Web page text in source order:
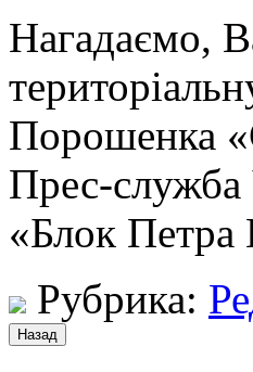
Нагадаємо,
Порошенка
Прес-служба
«Блок Петра
Рубрика: